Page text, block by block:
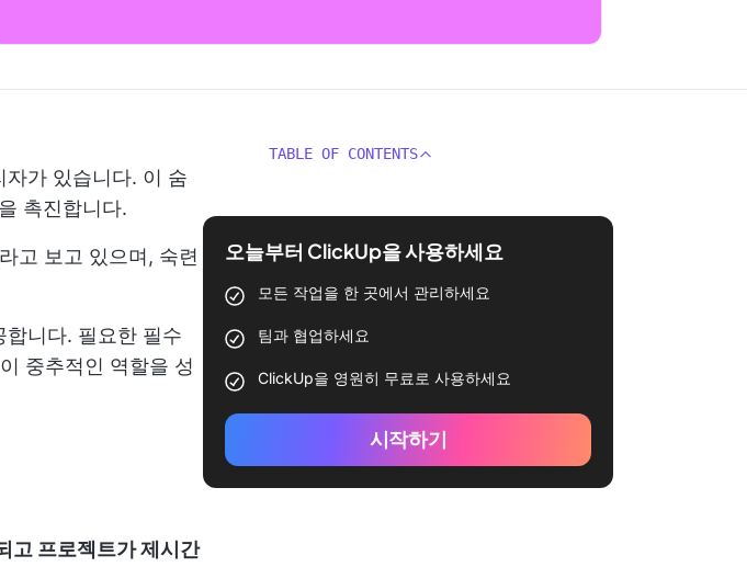
가 있습니다. 이 숨
촉진합니다.
고 보고 있으며, 숙련
니다. 필요한 필수
중추적인 역할을 성
고 프로젝트가 제시간
TABLE OF CONTENTS
오늘부터 ClickUp을 사용하세요
모든 작업을 한 곳에서 관리하세요
팀과 협업하세요
ClickUp을 영원히 무료로 사용하세요
시작하기